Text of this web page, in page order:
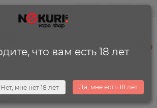
что вам есть 18 лет
Нет, мне нет 18 лет Да, мне есть 18 лет